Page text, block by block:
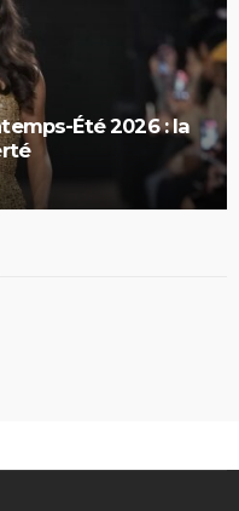
Été 2026 : la